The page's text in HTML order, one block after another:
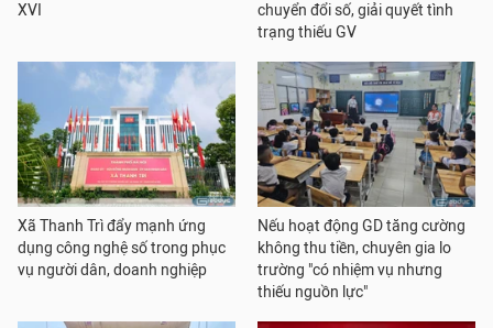
XVI
chuyển đổi số, giải quyết tình
trạng thiếu GV
Xã Thanh Trì đẩy mạnh ứng
dụng công nghệ số trong phục
vụ người dân, doanh nghiệp
Nếu hoạt động GD tăng cường
không thu tiền, chuyên gia lo
trường "có nhiệm vụ nhưng
thiếu nguồn lực"